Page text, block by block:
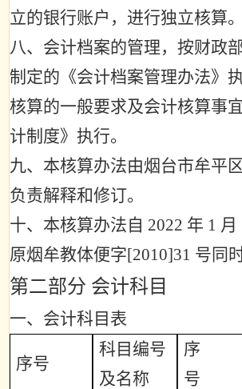
立的银行账户，进行独立核算。
八、会计档案的管理，按财政
制定的《会计档案管理办法》
核算的一般要求及会计核算事
计制度》执行。
九、本核算办法由烟台市牟平
负责解释和修订。
十、本核算办法自 2022 年 1 月
原烟牟教体便字[2010]31 号同
第二部分 会计科目
一、会计科目表
序号
科目编号
及名称
序
号